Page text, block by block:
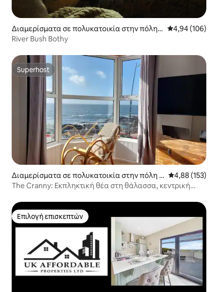
Διαμερίσματα σε πολυκατοικία στην πόλη
Causeway Coast and Glens
Μέση
4,94 (106)
River Bush Bothy
Superhost
Superhost
Διαμερίσματα σε πολυκατοικία στην πόλη P
ortstewart
Μέση
4,88 (153)
The Cranny: Εκπληκτική θέα στη θάλασσα, κεντρική
Επιλογή επισκεπτών
Επιλογή επισκεπτών